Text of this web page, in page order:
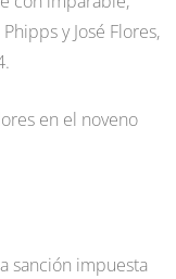
y José Flores,
en el noveno
sanción impuesta